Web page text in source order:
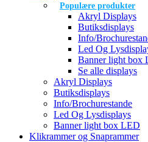
Populære produkter
Akryl Displays
Butiksdisplays
Info/
Led Og
Banner light box
Se alle displays
Akryl Displays
Butiksdisplays
Info/Brochurestande
Led Og Lysdisplays
Banner light box LED
Klikrammer og Snaprammer